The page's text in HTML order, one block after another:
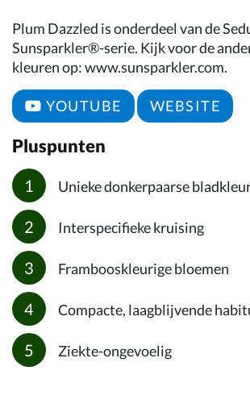
Plum Dazzled is onderdeel van de
Sunsparkler®-serie. Kijk voor de
kleuren op: www.sunsparkler.com.
YOUTUBE WEBSITE
Pluspunten
Unieke donkerpaarse
Interspecifieke kruising
Frambooskleurige bloemen
Compacte, laagblijvende
Ziekte-ongevoelig